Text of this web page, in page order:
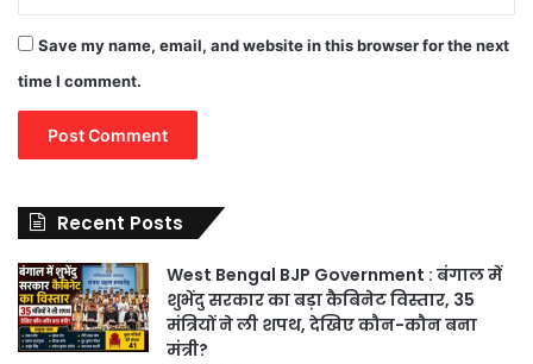
Save my name, email, and website in this browser for the next
time I comment.
Recent Posts
West Bengal BJP Government : बंगाल में
शुभेंदु सरकार का बड़ा कैबिनेट विस्तार, 35
मंत्रियों ने ली शपथ, देखिए कौन-कौन बना
मंत्री?